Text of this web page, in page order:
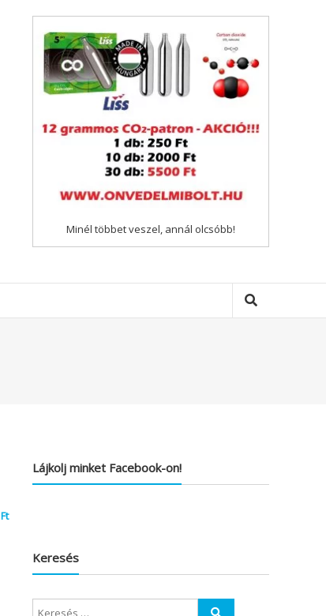
Minél többet veszel, annál olcsóbb!
Ft
Lájkolj minket Facebook-on!
Keresés